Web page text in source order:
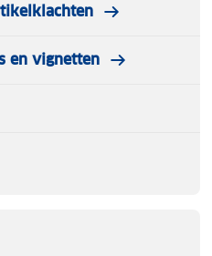
en vignetten